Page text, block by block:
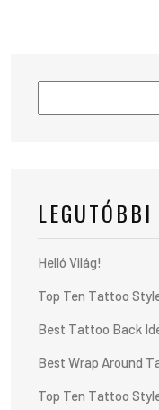
LEGUTÓBBI
Helló Világ!
Top Ten Tattoo
Best Tattoo Back
Best Wrap Around
Top Ten Tattoo